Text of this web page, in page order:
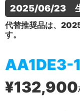
2025/06/23　
代替推奨品は、
す。
AA1DE3-
¥132,900